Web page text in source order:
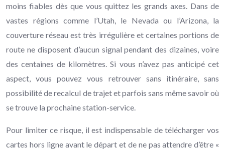
moins fiables dès que vous quittez les grands axes. Dans de
vastes régions comme l’Utah, le Nevada ou l’Arizona, la
couverture réseau est très irrégulière et certaines portions de
route ne disposent d’aucun signal pendant des dizaines, voire
des centaines de kilomètres. Si vous n’avez pas anticipé cet
aspect, vous pouvez vous retrouver sans itinéraire, sans
possibilité de recalcul de trajet et parfois sans même savoir où
se trouve la prochaine station-service.
Pour limiter ce risque, il est indispensable de télécharger vos
cartes hors ligne avant le départ et de ne pas attendre d’être «